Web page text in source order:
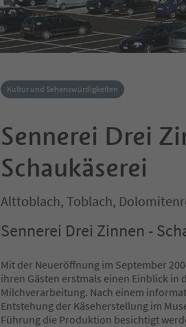
Kultur und Sehenswürdigkeiten
Sennerei Drei
Schaukäserei
Alttoblach, Toblach,
Sennerei Drei Zinnen -
Mit der Neueröffnung im September
ihren Gästen erstmals einen Einblick in
Milchverarbeitung. Nach einem
Entstehung der Käseherstellung im
Führung die Produktion besichtigt